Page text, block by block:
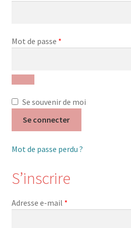
Nos Formations
Webinaires en ligne
Boutique
Devenir Membre
Première Inscription
Mot de passe *Obligatoire
Se souvenir de moi
Se connecter
Mot de passe perdu ?
S’inscrire
Adresse e-mail *Obligatoire